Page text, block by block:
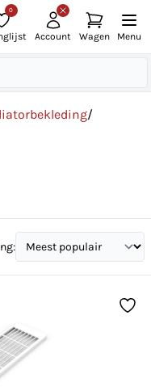
0
Account Wagen Menu
/